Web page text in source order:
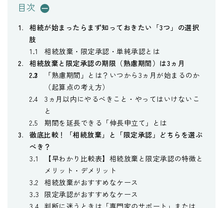
目次
相続が始まったらまず知っておきたい「3つ」の選択
肢
相続放棄・限定承認・単純承認とは
相続放棄と限定承認の期限（熟慮期間）は3ヵ月
「熟慮期間」とは？いつから3ヵ月が始まるのか
（起算点の考え方）
3ヵ月以内にやるべきこと・やってはいけないこ
と
期間を延長できる「伸長申立て」とは
徹底比較！「相続放棄」と「限定承認」どちらを選ぶ
べき？
【早わかり比較表】相続放棄と限定承認の特徴と
メリット・デメリット
相続放棄がおすすめなケース
限定承認がおすすめなケース
判断に迷うときは「専門家のサポート」または